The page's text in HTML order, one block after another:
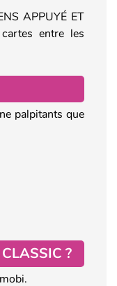
APPUYÉ ET
entre les
palpitants que
?